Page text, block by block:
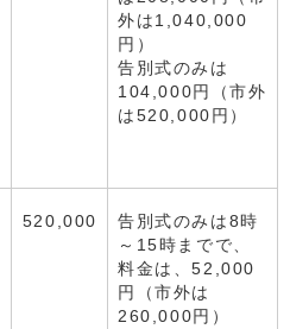
外は1,040,000
円）
告別式のみは
104,000円（市外
は520,000円）
520,000
告別式のみは8時
～15時までで、
料金は、52,000
円（市外は
260,000円）